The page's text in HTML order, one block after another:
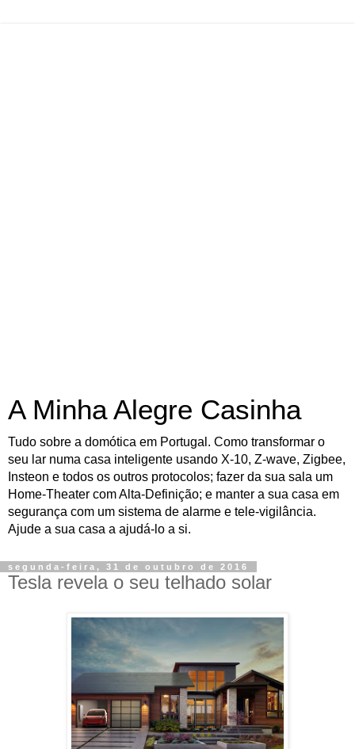
A Minha Alegre Casinha
Tudo sobre a domótica em Portugal. Como transformar o
seu lar numa casa inteligente usando X-10, Z-wave, Zigbee,
Insteon e todos os outros protocolos; fazer da sua sala um
Home-Theater com Alta-Definição; e manter a sua casa em
segurança com um sistema de alarme e tele-vigilância.
Ajude a sua casa a ajudá-lo a si.
segunda-feira, 31 de outubro de 2016
Tesla revela o seu telhado solar